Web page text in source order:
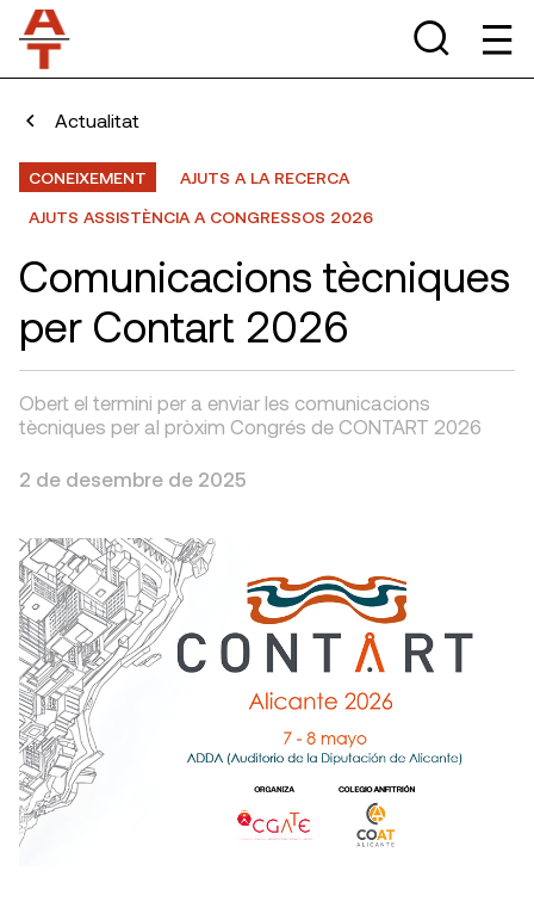
Actualitat
CONEIXEMENT
AJUTS A LA RECERCA
AJUTS ASSISTÈNCIA A CONGRESSOS 2026
Comunicacions tècniques
per Contart 2026
Obert el termini per a enviar les comunicacions
tècniques per al pròxim Congrés de CONTART 2026
2 de desembre de 2025